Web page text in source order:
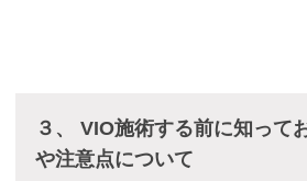
３、 VIO施術する前に知って
や注意点について